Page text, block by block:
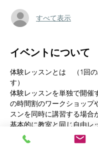
すべて表示
イベントについて
体験レッスンとは　（1回
す）
体験レッスンを単独で開催
の時間割のワークショップ
スンを同時に講習する場合
基本的に教室と同じ自由レ
編み物が初めての方には基
テランの方には更なるスキ